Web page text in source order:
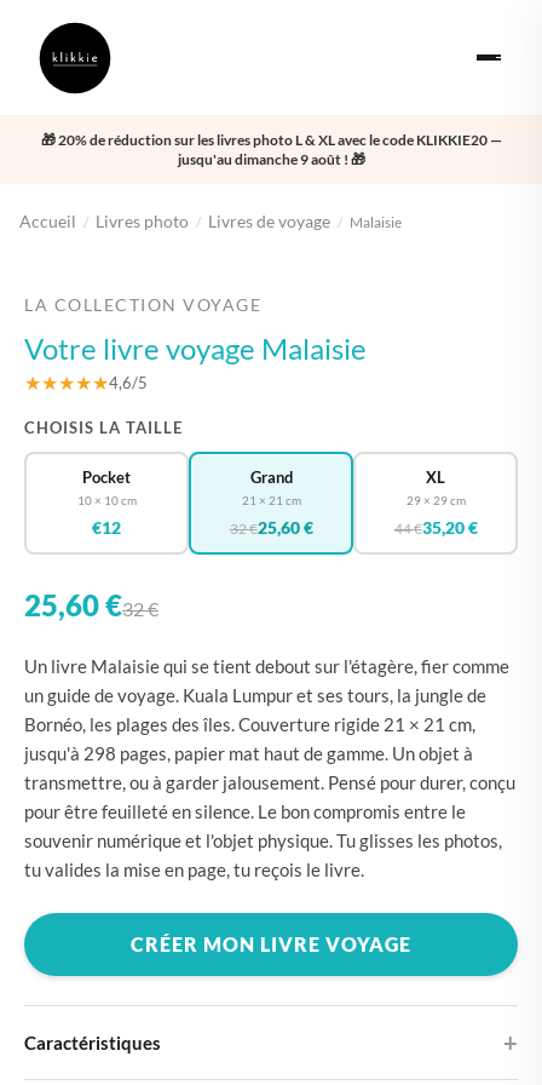
🎁 20% de réduction sur les livres photo L & XL avec le code KLIKKIE20 —
jusqu'au dimanche 9 août ! 🎁
Accueil / Livres photo / Livres de voyage / Malaisie
LA COLLECTION VOYAGE
Votre livre voyage Malaisie
★★★★★4,6/5
CHOISIS LA TAILLE
Pocket
10 × 10 cm
€12
Grand
21 × 21 cm
32 €25,60 €
XL
29 × 29 cm
44 €35,20 €
25,60 €32 €
Un livre Malaisie qui se tient debout sur l'étagère, fier comme
un guide de voyage. Kuala Lumpur et ses tours, la jungle de
Bornéo, les plages des îles. Couverture rigide 21 × 21 cm,
jusqu'à 298 pages, papier mat haut de gamme. Un objet à
transmettre, ou à garder jalousement. Pensé pour durer, conçu
pour être feuilleté en silence. Le bon compromis entre le
souvenir numérique et l'objet physique. Tu glisses les photos,
tu valides la mise en page, tu reçois le livre.
CRÉER MON LIVRE VOYAGE
Caractéristiques